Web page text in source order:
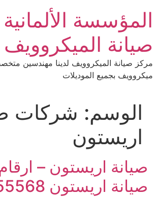
content
المؤسسة
صيانة الميكروويف 19418
مركز صيانة الميكروويف لدينا مهندسين
ميكروويف بجميع الموديلات
الوسم: شركات
اريستون
صيانة اريستون –
صيانة اريستون 01009555568